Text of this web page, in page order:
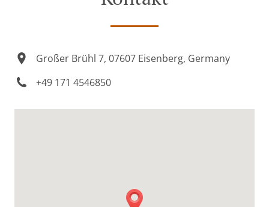
Großer Brühl 7, 07607 Eisenberg, Germany
+49 171 4546850